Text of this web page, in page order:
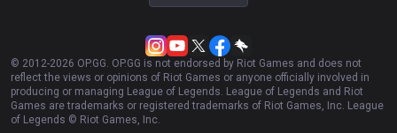
© 2012-2026 OP.GG. OP.GG is not endorsed by Riot Games and does not
reflect the views or opinions of Riot Games or anyone officially involved in
producing or managing League of Legends. League of Legends and Riot
Games are trademarks or registered trademarks of Riot Games, Inc. League
of Legends © Riot Games, Inc.